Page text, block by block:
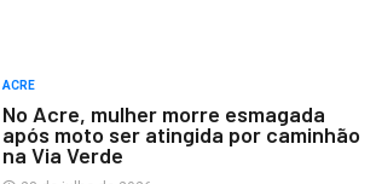
ACRE
No Acre, mulher morre esmagada
após moto ser atingida por caminhão
na Via Verde